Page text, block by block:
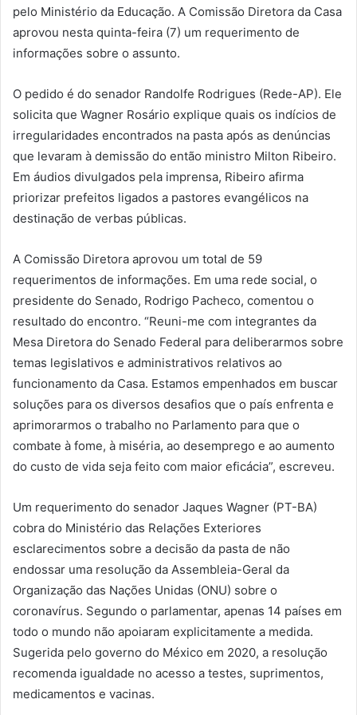
pelo Ministério da Educação. A Comissão Diretora da Casa
aprovou nesta quinta-feira (7) um requerimento de
informações sobre o assunto.
O pedido é do senador Randolfe Rodrigues (Rede-AP). Ele
solicita que Wagner Rosário explique quais os indícios de
irregularidades encontrados na pasta após as denúncias
que levaram à demissão do então ministro Milton Ribeiro.
Em áudios divulgados pela imprensa, Ribeiro afirma
priorizar prefeitos ligados a pastores evangélicos na
destinação de verbas públicas.
A Comissão Diretora aprovou um total de 59
requerimentos de informações. Em uma rede social, o
presidente do Senado, Rodrigo Pacheco, comentou o
resultado do encontro. “Reuni-me com integrantes da
Mesa Diretora do Senado Federal para deliberarmos sobre
temas legislativos e administrativos relativos ao
funcionamento da Casa. Estamos empenhados em buscar
soluções para os diversos desafios que o país enfrenta e
aprimorarmos o trabalho no Parlamento para que o
combate à fome, à miséria, ao desemprego e ao aumento
do custo de vida seja feito com maior eficácia”, escreveu.
Um requerimento do senador Jaques Wagner (PT-BA)
cobra do Ministério das Relações Exteriores
esclarecimentos sobre a decisão da pasta de não
endossar uma resolução da Assembleia-Geral da
Organização das Nações Unidas (ONU) sobre o
coronavírus. Segundo o parlamentar, apenas 14 países em
todo o mundo não apoiaram explicitamente a medida.
Sugerida pelo governo do México em 2020, a resolução
recomenda igualdade no acesso a testes, suprimentos,
medicamentos e vacinas.